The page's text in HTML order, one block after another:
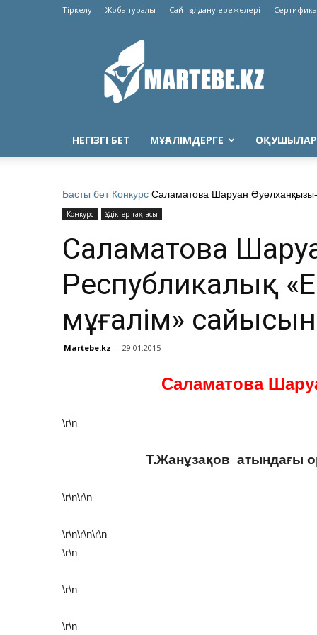
Тіркелу Жоба туралы Сайт қолдану ережелері
Martebe.kz
білім
сайты
НЕГІЗГІ БЕТ МҰҒАЛІМДЕРГЕ
Басты бет Конкурс Саламатова Шаруан Әуелханқызы-
Конкурс Үздіктер тақтасы
Саламатова
Республикалық
мұғалім»
Martebe.kz - 29.01.2015
Саламатова
\r\n
Т.Жанұзақов атындағы
\r\n\r\n
\r\n\r\n\r\n
\r\n
\r\n
\r\n